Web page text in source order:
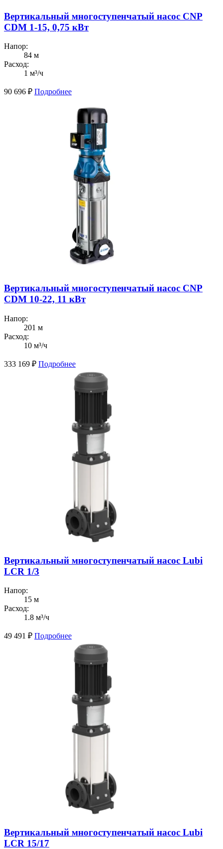
Вертикальный многоступенчатый насос CNP
CDM 1-15, 0,75 кВт
Напор:
84 м
Расход:
1 м³/ч
90 696 ₽ Подробнее
Вертикальный многоступенчатый насос CNP
CDM 10-22, 11 кВт
Напор:
201 м
Расход:
10 м³/ч
333 169 ₽ Подробнее
Вертикальный многоступенчатый насос Lubi
LCR 1/3
Напор:
15 м
Расход:
1.8 м³/ч
49 491 ₽ Подробнее
Вертикальный многоступенчатый насос Lubi
LCR 15/17